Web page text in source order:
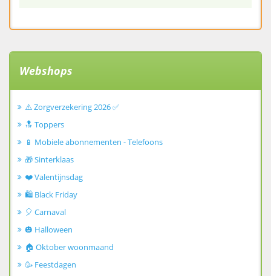
Webshops
⚠️ Zorgverzekering 2026 ✅
🔝 Toppers
📱 Mobiele abonnementen - Telefoons
🎁 Sinterklaas
❤️ Valentijnsdag
🛍️ Black Friday
🎈 Carnaval
🎃 Halloween
🏠 Oktober woonmaand
🥳 Feestdagen